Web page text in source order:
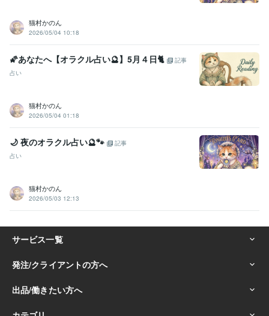
猫村かのん
2026/05/04 10:18
🌠あなたへ【オラクル占い🔮】5月４日🐈
記事
占い
猫村かのん
2026/05/04 01:18
🌙 夜のオラクル占い🔮🐾
記事
占い
猫村かのん
2026/05/03 12:13